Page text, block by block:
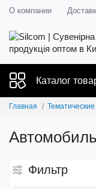
О компании
Каталог
Главная
Фильтр